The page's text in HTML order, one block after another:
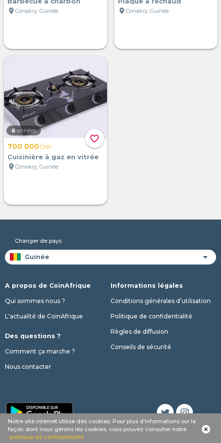
location_on Conakry, Guinée
location_on Conakry, Guinée
favorite_border
6 années
700 000GNF
Cuisinière à gaz en vitrée
location_on Conakry, Guinée
Notre site internet utilise des cookies. Pour plus d'informations sur la
façon dont nous gérons les cookies, vous pouvez consulter notre
politique de confidentialité
Changer de pays
A propos de CoinAfrique
Qui sommes nous ?
L'actualité de CoinAfrique
Des questions ?
Comment ça marche ?
Nous contacter
Informations légales
Conditions générales d’utilisation
Politique de confidentialité
Règles de diffusion
Conseils de sécurité
© 2017 - 2026 Copyright CoinAfrique